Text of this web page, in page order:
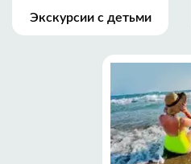
Экскурсии с детьми